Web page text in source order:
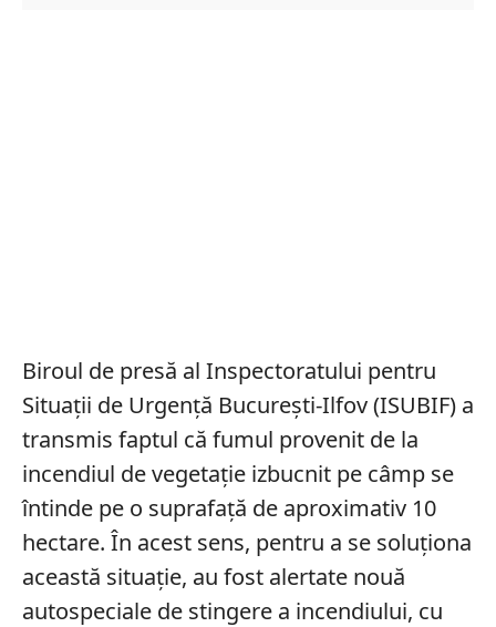
Biroul de presă al Inspectoratului pentru
Situații de Urgență București-Ilfov (ISUBIF) a
transmis faptul că fumul provenit de la
incendiul de vegetație izbucnit pe câmp se
întinde pe o suprafață de aproximativ 10
hectare. În acest sens, pentru a se soluționa
această situație, au fost alertate nouă
autospeciale de stingere a incendiului, cu